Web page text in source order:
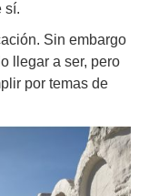
sí.
Sin embargo
llegar a ser, pero
por temas de